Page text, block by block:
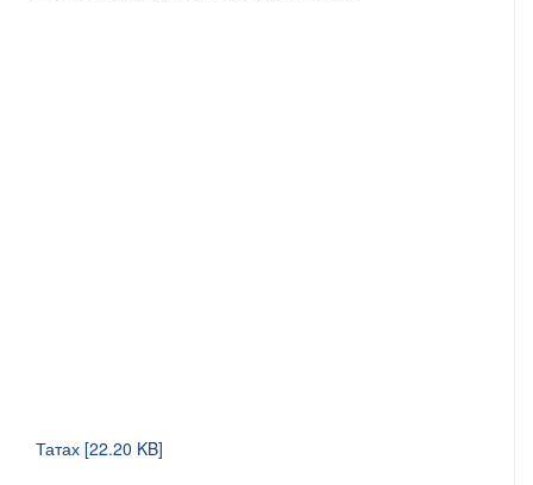
Татах [22.20 KB]